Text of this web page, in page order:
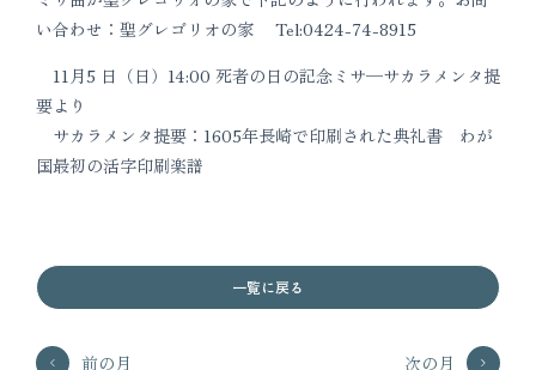
い合わせ：聖グレゴリオの家 Tel:0424-74-8915
11月5 日（日）14:00 死者の日の記念ミサ─サカラメンタ提
要より
サカラメンタ提要：1605年長崎で印刷された典礼書 わが
国最初の活字印刷楽譜
前の月
一覧に戻る
次の月